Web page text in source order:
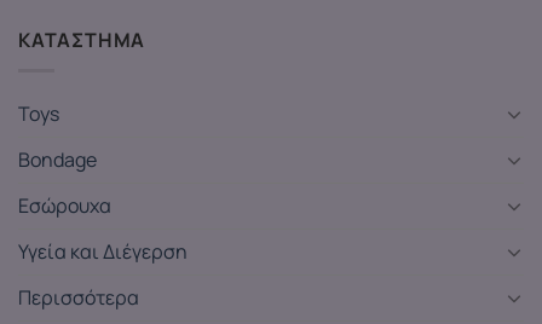
ΚΑΤΑΣΤΗΜΑ
Toys
Bondage
Εσώρουχα
Υγεία και Διέγερση
Περισσότερα